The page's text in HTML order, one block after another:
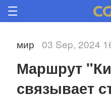
мир 03 Sep, 2024
Маршрут
связывает